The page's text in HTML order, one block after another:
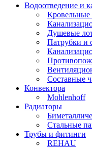
Водоотведение и
Кровельные
Душевые
Патрубки и
Составные
Конвектора
Mohlenhoff
Радиаторы
Стальные
Трубы и фитинги
REHAU